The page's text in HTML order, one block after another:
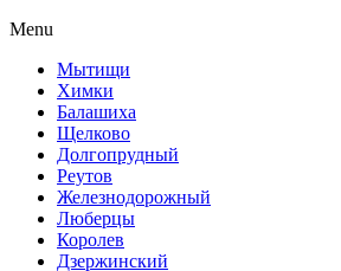
Menu
Мытищи
Химки
Балашиха
Щелково
Долгопрудный
Реутов
Железнодорожный
Люберцы
Королев
Дзержинский